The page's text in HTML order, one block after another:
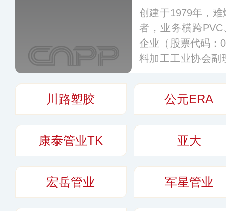
创建于1979年，
者，业务横跨
企业（股票代码：
料加工工业协会副
领域，在业内享
川路塑胶 公元ERA
康泰管业TK 亚大
宏岳管业 军星管业